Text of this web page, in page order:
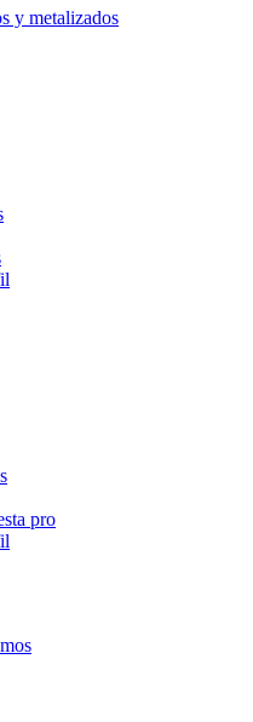
y metalizados
pro